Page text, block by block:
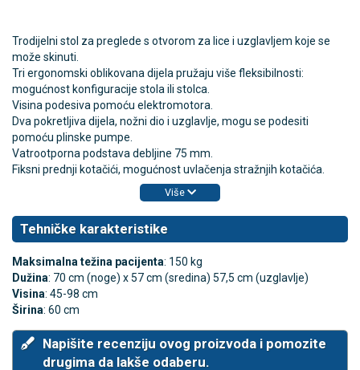
Trodijelni stol za preglede s otvorom za lice i uzglavljem koje se
može skinuti.
Tri ergonomski oblikovana dijela pružaju više fleksibilnosti:
mogućnost konfiguracije stola ili stolca.
Visina podesiva pomoću elektromotora.
Dva pokretljiva dijela, nožni dio i uzglavlje, mogu se podesiti
pomoću plinske pumpe.
Vatrootporna podstava debljine 75 mm.
Fiksni prednji kotačići, mogućnost uvlačenja stražnjih kotačića.
Više
Tehničke karakteristike
Maksimalna težina pacijenta: 150 kg
Dužina: 70 cm (noge) x 57 cm (sredina) 57,5 cm (uzglavlje)
Visina: 45-98 cm
Širina: 60 cm
Napišite recenziju ovog proizvoda i pomozite
drugima da lakše odaberu.